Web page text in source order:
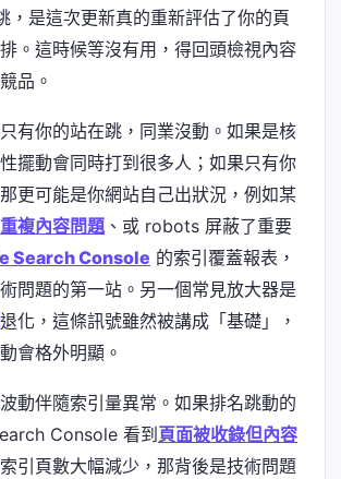
，是這次更新真的重新評估了你的頁
。這時候等沒有用，得回頭檢視內容
品。
有你的站在跳，同業沒動。如果是核
擺動會同時打到很多人；如果只有你
更可能是你網站自己出狀況，例如某
重複內容問題、或 robots 屏蔽了重要
Search Console 的索引覆蓋報表，
問題的第一站。另一個常見放大器是
退化，這條訊號雖然被講成「基礎」，
會格外明顯。
動伴隨索引量異常。如果排名跳動的
Console 看到 頁面被收錄但內容
索引頁數大幅減少，那背後是技術問題